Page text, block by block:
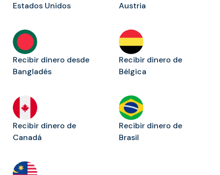
Estados Unidos
Austria
Recibir dinero desde
Bangladés
Recibir dinero de
Bélgica
Recibir dinero de
Canadá
Recibir dinero de
Brasil